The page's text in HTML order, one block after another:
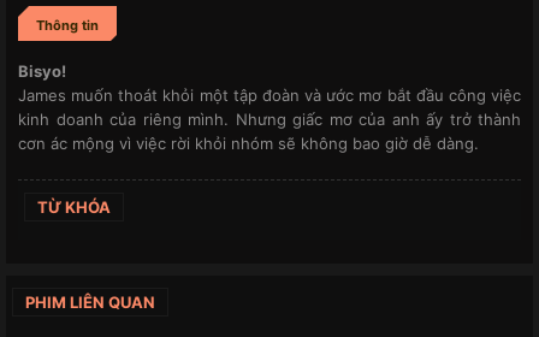
Thông tin
Bisyo!
James muốn thoát khỏi một tập đoàn và ước mơ bắt đầu công việc
kinh doanh của riêng mình. Nhưng giấc mơ của anh ấy trở thành
cơn ác mộng vì việc rời khỏi nhóm sẽ không bao giờ dễ dàng.
TỪ KHÓA
PHIM LIÊN QUAN